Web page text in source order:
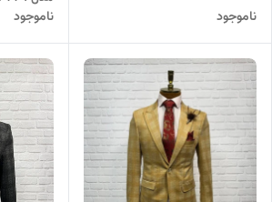
ناموجود
ناموجود